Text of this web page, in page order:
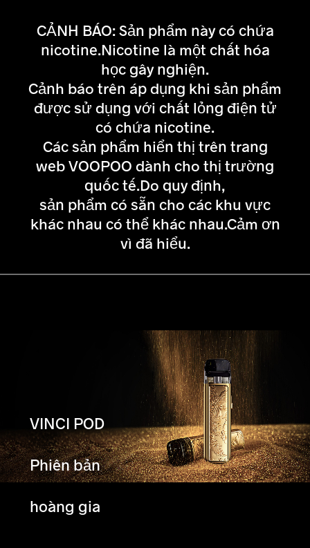
CẢNH BÁO: Sản phẩm này có chứa
nicotine.Nicotine là một chất hóa
học gây nghiện.
Cảnh báo trên áp dụng khi sản phẩm
được sử dụng với chất lỏng điện tử
có chứa nicotine.
Các sản phẩm hiển thị trên trang
web VOOPOO dành cho thị trường
quốc tế.Do quy định,
sản phẩm có sẵn cho các khu vực
khác nhau có thể khác nhau.Cảm ơn
vì đã hiểu.
VINCI POD
Phiên bản
hoàng gia